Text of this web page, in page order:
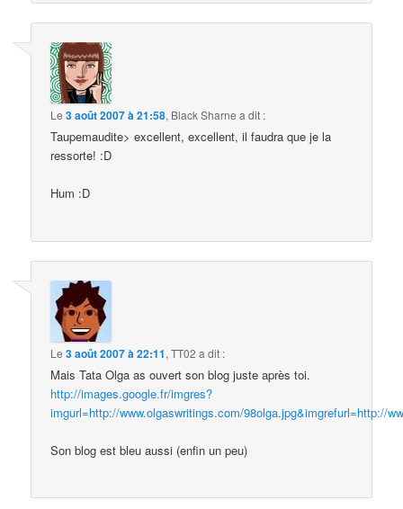
Le3 août 2007 à 21:58, Black Sharne a dit :
Taupemaudite> excellent, excellent, il faudra que je la
ressorte! :D
Hum :D
Le3 août 2007 à 22:11,TT02 a dit :
Mais Tata Olga as ouvert son blog juste après toi.
http://images.google.fr/imgres?
imgurl=http://www.olgaswritings.com/98olga.jpg&imgrefurl=http://
Son blog est bleu aussi (enfin un peu)